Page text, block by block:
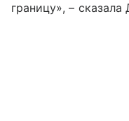
границу», – сказала